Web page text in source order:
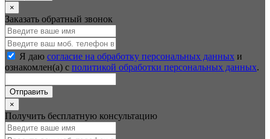
×
Заказать обратный звонок
Я даю согласие на обработку персональных данных и
ознакомлен(а) с политикой обработки персональных данных.
Отправить
×
Получить бесплатную консультацию